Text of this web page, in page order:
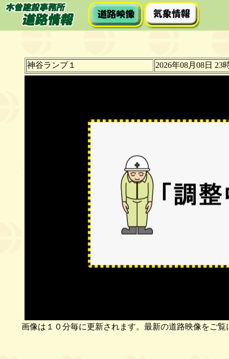
神谷ランプ１ 2026年08月08日 23
画像は１０分毎に更新されます。最新の道路映像をご